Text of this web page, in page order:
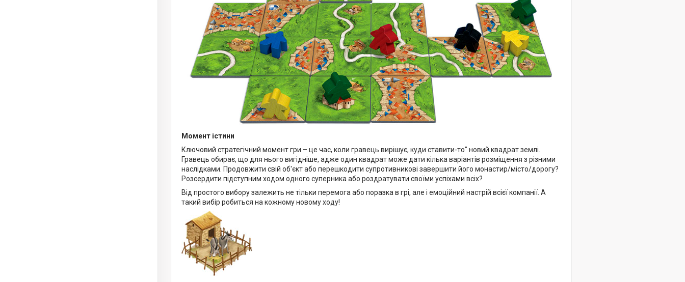
Момент істини
Ключовий стратегічний момент гри – це час, коли гравець вирішує, куди ставити-то" новий квадрат землі.
Гравець обирає, що для нього вигідніше, адже один квадрат може дати кілька варіантів розміщення з різними
наслідками. Продовжити свій об'єкт або перешкодити супротивникові завершити його монастир/місто/дорогу?
Розсердити підступним ходом одного суперника або роздратувати своїми успіхами всіх?
Від простого вибору залежить не тільки перемога або поразка в грі, але і емоційний настрій всієї компанії. А
такий вибір робиться на кожному новому ходу!